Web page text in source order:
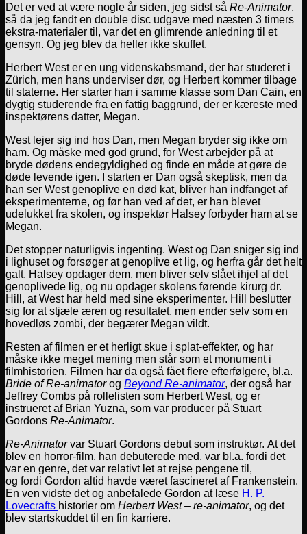
Det er ved at være nogle år siden, jeg sidst så Re-Animator,
så da jeg fandt en double disc udgave med næsten 3 timers
ekstra-materialer til, var det en glimrende anledning til et
gensyn. Og jeg blev da heller ikke skuffet.
Herbert West er en ung videnskabsmand, der har studeret i
Zürich, men hans underviser dør, og Herbert kommer tilbage
til staterne. Her starter han i samme klasse som Dan Cain, en
dygtig studerende fra en fattig baggrund, der er kæreste med
inspektørens datter, Megan.
West lejer sig ind hos Dan, men Megan bryder sig ikke om
ham. Og måske med god grund, for West arbejder på at
bryde dødens endegyldighed og finde en måde at gøre de
døde levende igen. I starten er Dan også skeptisk, men da
han ser West genoplive en død kat, bliver han indfanget af
eksperimenterne, og før han ved af det, er han blevet
udelukket fra skolen, og inspektør Halsey forbyder ham at se
Megan.
Det stopper naturligvis ingenting. West og Dan sniger sig ind
i lighuset og forsøger at genoplive et lig, og herfra går det helt
galt. Halsey opdager dem, men bliver selv slået ihjel af det
genoplivede lig, og nu opdager skolens førende kirurg dr.
Hill, at West har held med sine eksperimenter. Hill beslutter
sig for at stjæle æren og resultatet, men ender selv som en
hovedløs zombi, der begærer Megan vildt.
Resten af filmen er et herligt skue i splat-effekter, og har
måske ikke meget mening men står som et monument i
filmhistorien. Filmen har da også fået flere efterfølgere, bl.a.
Bride of Re-animatorog Beyond Re-animator, der også har
Jeffrey Combs på rollelisten som Herbert West, og er
instrueret af Brian Yuzna, som var producer på Stuart
Gordons Re-Animator.
Re-Animatorvar Stuart Gordons debut som instruktør. At det
blev en horror-film, han debuterede med, var bl.a. fordi det
var en genre, det var relativt let at rejse pengene til,
og fordi Gordon altid havde været fascineret af Frankenstein.
En ven vidste det og anbefalede Gordon at læse H. P.
Lovecrafts historier om Herbert West – re-animator, og det
blev startskuddet til en fin karriere.